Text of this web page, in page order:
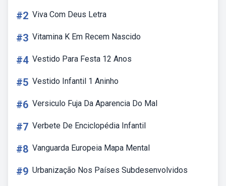
#2 Viva Com Deus Letra
#3 Vitamina K Em Recem Nascido
#4 Vestido Para Festa 12 Anos
#5 Vestido Infantil 1 Aninho
#6 Versiculo Fuja Da Aparencia Do Mal
#7 Verbete De Enciclopédia Infantil
#8 Vanguarda Europeia Mapa Mental
#9 Urbanização Nos Países Subdesenvolvidos